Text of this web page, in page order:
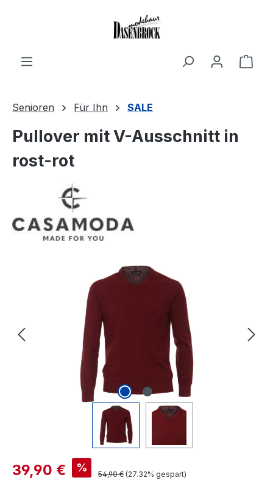
Senioren Für Ihn SALE
Pullover mit V-Ausschnitt in
rost-rot
Bildergalerie überspringen
Verkaufspreis:
39,90 € % Regulärer Preis:
54,90 € (27.32% gespart)